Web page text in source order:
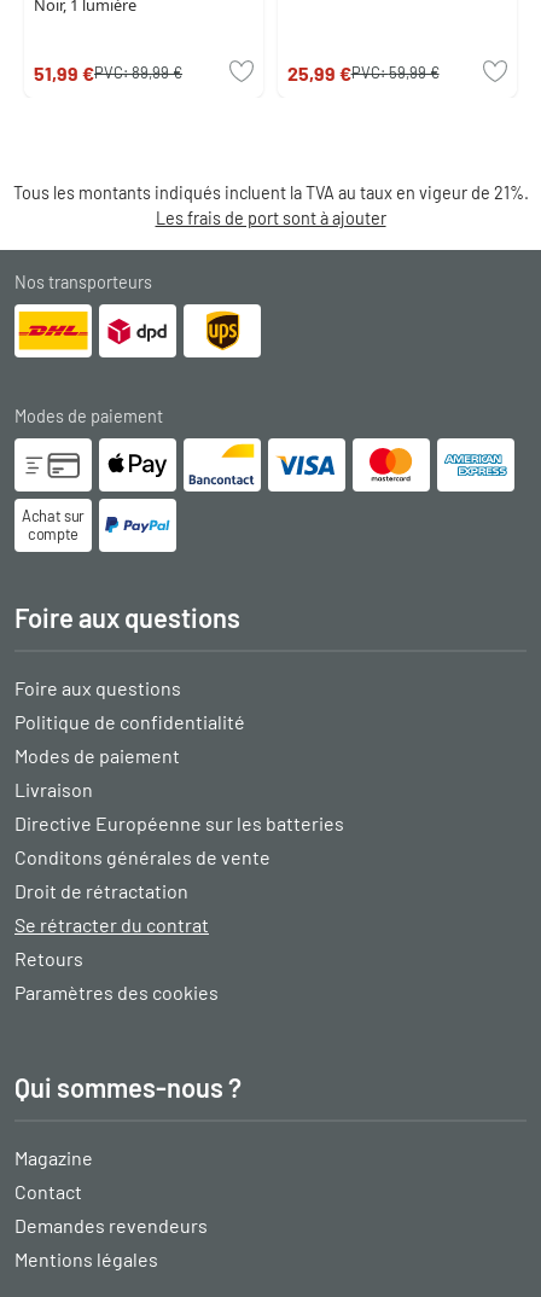
Noir, 1 lumière
51,99 €PVC:89,99 € 25,99 €PVC:59,99 €
Tous les montants indiqués incluent la TVA au taux en vigeur de 21%.
Les frais de port sont à ajouter
Nos transporteurs
Modes de paiement
Achat sur
compte
Foire aux questions
Foire aux questions
Politique de confidentialité
Modes de paiement
Livraison
Directive Européenne sur les batteries
Conditons générales de vente
Droit de rétractation
Se rétracter du contrat
Retours
Paramètres des cookies
Qui sommes-nous ?
Magazine
Contact
Demandes revendeurs
Mentions légales